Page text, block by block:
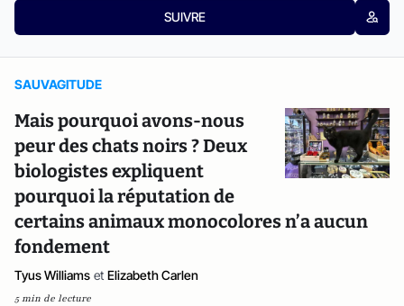
SUIVRE
SAUVAGITUDE
Mais pourquoi avons-nous
peur des chats noirs ? Deux
biologistes expliquent
pourquoi la réputation de
certains animaux monocolores n’a aucun
fondement
Tyus Williams et Elizabeth Carlen
5 min de lecture